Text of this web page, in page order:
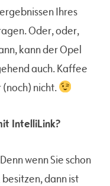
Ihres
Oder, oder,
kann der Opel
auch. Kaffee
nicht.
IntelliLink?
wenn Sie schon
dann ist